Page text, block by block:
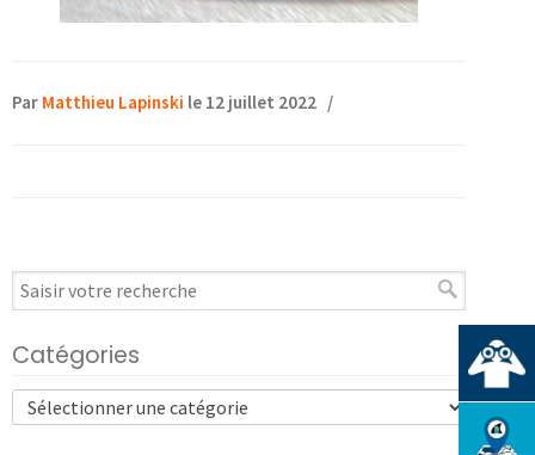
Par Matthieu Lapinski le 12 juillet 2022 /
Catégories